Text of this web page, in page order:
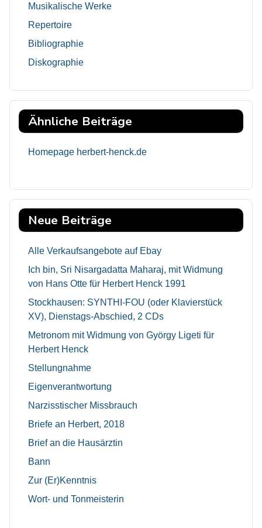
Musikalische Werke
Repertoire
Bibliographie
Diskographie
Ähnliche Beiträge
Homepage herbert-henck.de
Neue Beiträge
Alle Verkaufsangebote auf Ebay
Ich bin, Sri Nisargadatta Maharaj, mit Widmung
von Hans Otte für Herbert Henck 1991
Stockhausen: SYNTHI-FOU (oder Klavierstück
XV), Dienstags-Abschied, 2 CDs
Metronom mit Widmung von György Ligeti für
Herbert Henck
Stellungnahme
Eigenverantwortung
Narzisstischer Missbrauch
Briefe an Herbert, 2018
Brief an die Hausärztin
Bann
Zur (Er)Kenntnis
Wort- und Tonmeisterin